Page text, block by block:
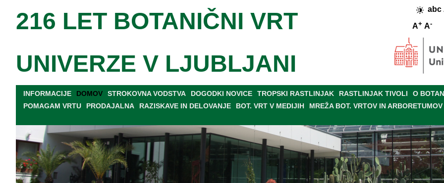
abc
A+ A-
216 LET BOTANIČNI VRT
UNIVERZE V LJUBLJANI
INFORMACIJE DOMOV STROKOVNA VODSTVA DOGODKI NOVICE TROPSKI RASTLINJAK RASTLINJAK TIVOLI O
POMAGAM VRTU
PRODAJALNA RAZISKAVE IN DELOVANJE BOT. VRT V MEDIJIH MREŽA BOT. VRTOV IN ARBORETUMOV